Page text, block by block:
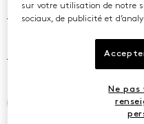
©2026
sur votre utilisation de notre
sociaux, de publicité et
Ne pas